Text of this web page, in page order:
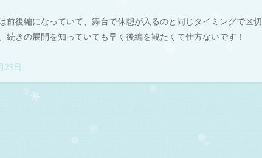
前後編になっていて、舞台で休憩が入るのと同じタイミングで区切
続きの展開を知っていても早く後編を観たくて仕方ないです！
25日